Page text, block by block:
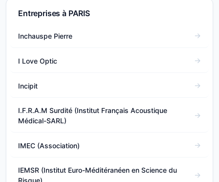
Entreprises à PARIS
Inchauspe Pierre
I Love Optic
Incipit
I.F.R.A.M Surdité (Institut Français Acoustique
Médical-SARL)
IMEC (Association)
IEMSR (Institut Euro-Méditéranéen en Science du
Risque)